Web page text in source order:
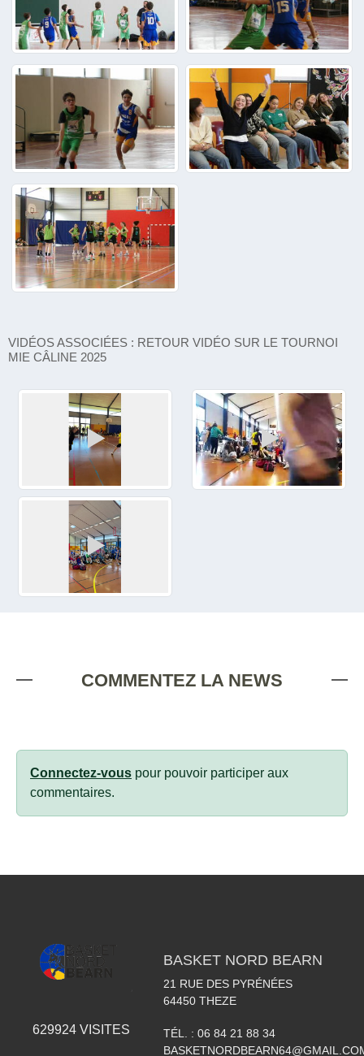
VIDÉOS ASSOCIÉES : RETOUR VIDÉO SUR LE TOURNOI
MIE CÂLINE 2025
COMMENTEZ LA NEWS
Connectez-vous pour pouvoir participer aux
commentaires.
629924 VISITES
BASKET NORD BEARN
21 RUE DES PYRÉNÉES
64450 THEZE
TÉL. : 06 84 21 88 34